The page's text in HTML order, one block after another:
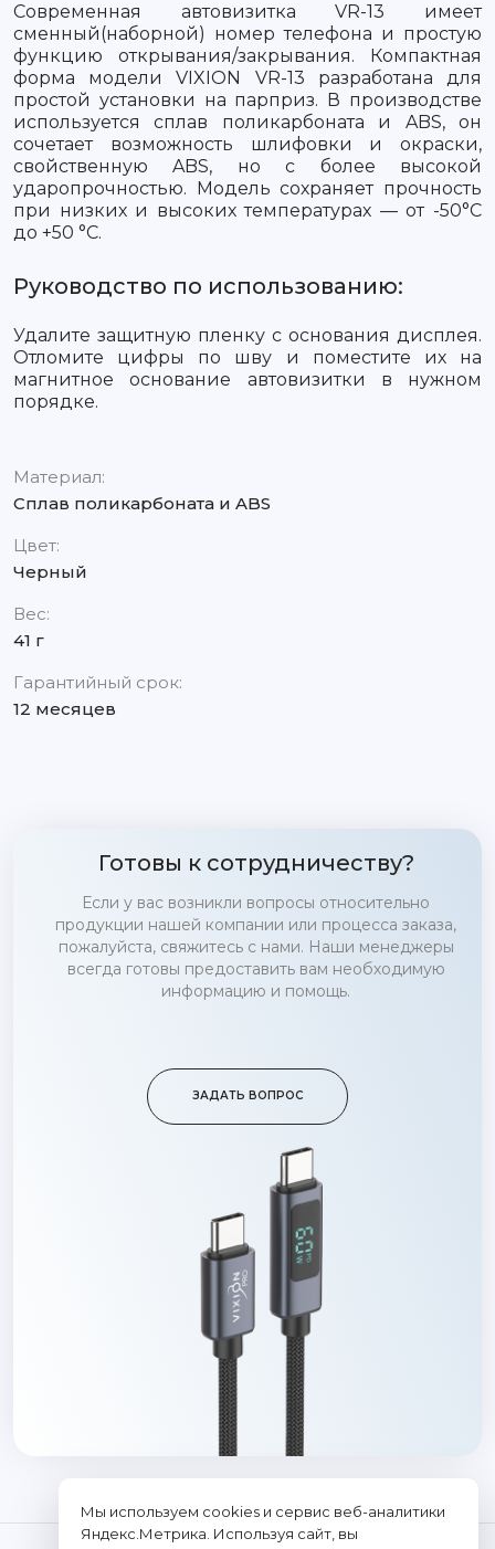
Современная автовизитка VR-13 имеет
сменный(наборной) номер телефона и простую
функцию открывания/закрывания. Компактная
форма модели VIXION VR-13 разработана для
простой установки на парприз. В производстве
используется сплав поликарбоната и ABS, он
сочетает возможность шлифовки и окраски,
свойственную ABS, но с более высокой
ударопрочностью. Модель сохраняет прочность
при низких и высоких температурах — от -50°С
до +50 °C.
Руководство по использованию:
Удалите защитную пленку с основания дисплея.
Отломите цифры по шву и поместите их на
магнитное основание автовизитки в нужном
порядке.
Материал:
Сплав поликарбоната и ABS
Цвет:
Черный
Вес:
41 г
Гарантийный срок:
12 месяцев
Готовы к сотрудничеству?
Если у вас возникли вопросы относительно
продукции нашей компании или процесса заказа,
пожалуйста, свяжитесь с нами. Наши менеджеры
всегда готовы предоставить вам необходимую
информацию и помощь.
ЗАДАТЬ ВОПРОС
Мы используем cookies и сервис веб-аналитики
Яндекс.Метрика. Используя сайт, вы